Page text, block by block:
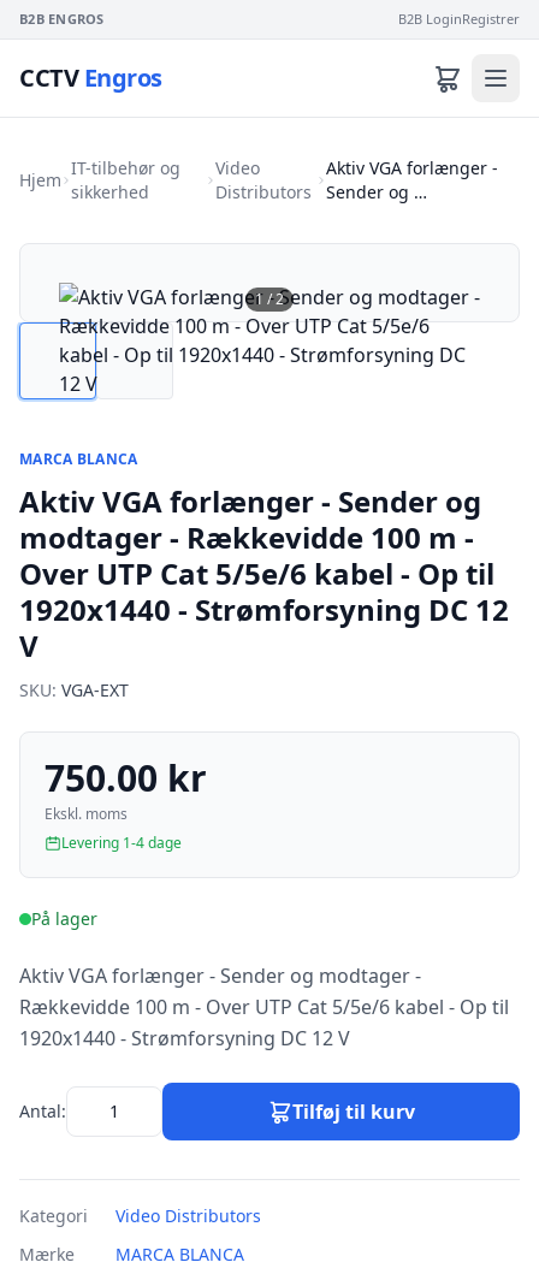
B2B ENGROS B2B LoginRegistrer
CCTVEngros
Hjem
IT-tilbehør og
sikkerhed
Video
Distributors
Aktiv VGA forlænger -
Sender og …
1/2
MARCA BLANCA
Aktiv VGA forlænger - Sender og
modtager - Rækkevidde 100 m -
Over UTP Cat 5/5e/6 kabel - Op til
1920x1440 - Strømforsyning DC 12
V
SKU: VGA-EXT
750.00 kr
Ekskl. moms
Levering 1-4 dage
På lager
Aktiv VGA forlænger - Sender og modtager -
Rækkevidde 100 m - Over UTP Cat 5/5e/6 kabel - Op til
1920x1440 - Strømforsyning DC 12 V
Antal: Tilføj til kurv
Kategori
Video Distributors
Mærke
MARCA BLANCA